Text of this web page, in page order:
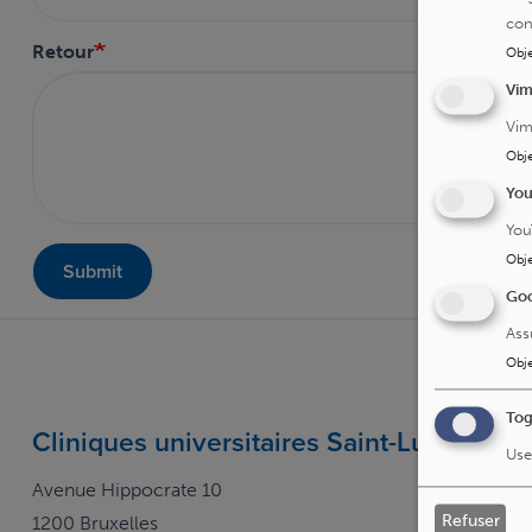
Retour
Submit
Cliniques universitaires Saint-Luc
Avenue Hippocrate 10
1200 Bruxelles
Refuser